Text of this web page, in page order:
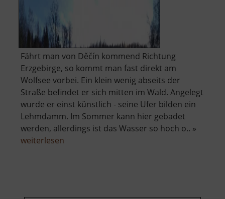
Fährt man von Děčín kommend Richtung
Erzgebirge, so kommt man fast direkt am
Wolfsee vorbei. Ein klein wenig abseits der
Straße befindet er sich mitten im Wald. Angelegt
wurde er einst künstlich - seine Ufer bilden ein
Lehmdamm. Im Sommer kann hier gebadet
werden, allerdings ist das Wasser so hoch o.. »
weiterlesen